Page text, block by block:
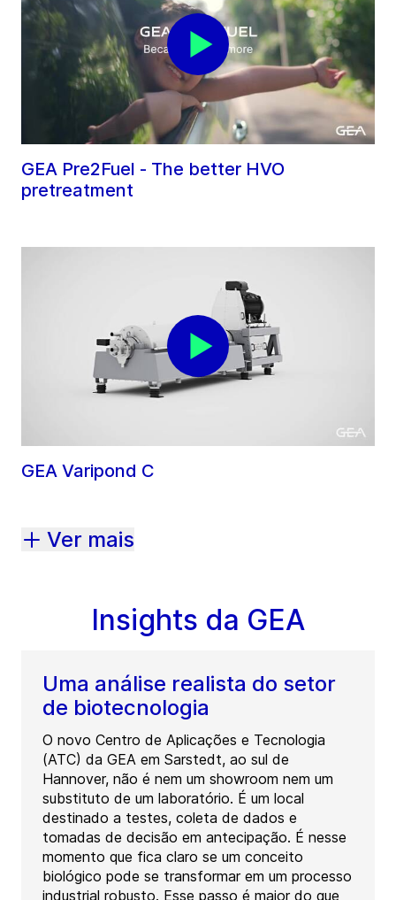
GEA Pre2Fuel - The better HVO
pretreatment
GEA Varipond C
Ver mais
Insights da GEA
Uma análise realista do setor
de biotecnologia
O novo Centro de Aplicações e Tecnologia
(ATC) da GEA em Sarstedt, ao sul de
Hannover, não é nem um showroom nem um
substituto de um laboratório. É um local
destinado a testes, coleta de dados e
tomadas de decisão em antecipação. É nesse
momento que fica claro se um conceito
biológico pode se transformar em um processo
industrial robusto. Esse passo é maior do que